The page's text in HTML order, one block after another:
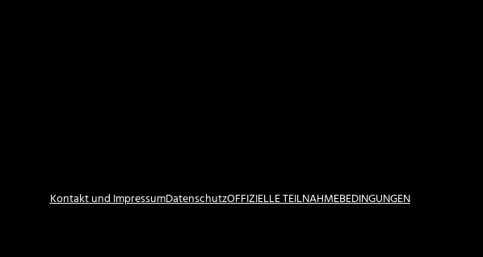
Kontakt und ImpressumDatenschutzOFFIZIELLE TEILNAHMEBEDINGUNGEN